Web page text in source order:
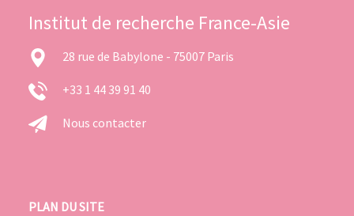
Institut de recherche France-Asie
28 rue de Babylone - 75007 Paris
+33 1 44 39 91 40
Nous contacter
PLAN DU SITE